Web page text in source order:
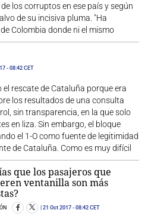
los corruptos en ese país y según
de su incisiva pluma. "Ha
Colombia donde ni el mismo
- 08:42 CET
rescate de Cataluña porque era
los resultados de una consulta
sin transparencia, en la que solo
en liza. Sin embargo, el bloque
el 1-O como fuente de legitimidad
de Cataluña. Como es muy difícil
que los pasajeros que
ventanilla son más
21 Oct 2017 - 08:42 CET